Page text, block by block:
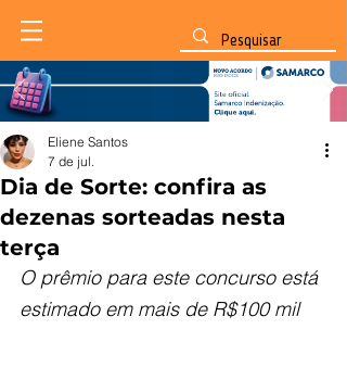
Dia de Sorte: confira as
dezenas sorteadas nesta
terça
Eliene Santos
7 de jul.
O prêmio para este concurso está
estimado em mais de R$100 mil